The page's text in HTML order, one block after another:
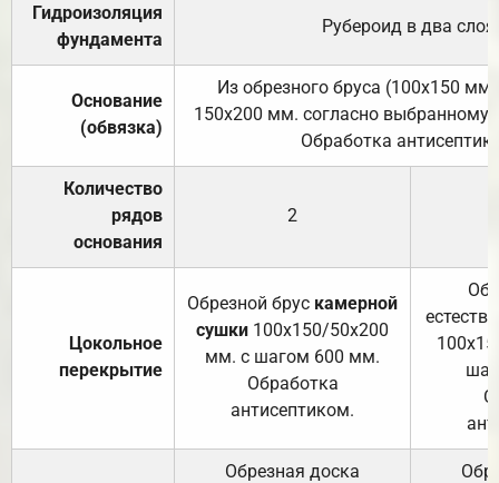
Гидроизоляция
фундамента
Рубероид в два слоя.
Основание
(обвязка)
Из обрезного бруса (100х150
150х200 мм. согласно выбранному
Обработка
Количество
рядов
основания
2
Цокольное
перекрытие
Обрезной брус камерной
сушки 100х150/50х200
мм. с шагом 600 мм.
Обработка
антисептиком.
Обрезная доска